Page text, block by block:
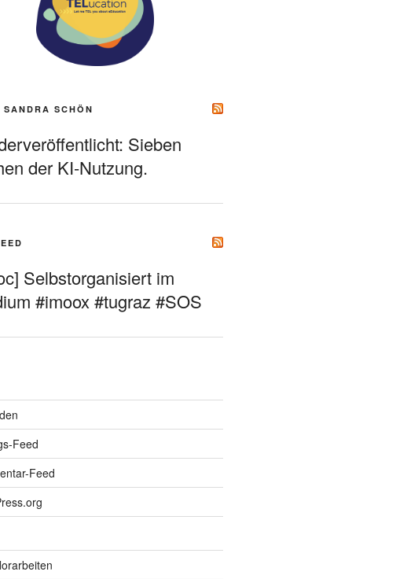
SCHÖN
Sieben
der KI-Nutzung.
Selbstorganisiert im
#imoox #tugraz #SOS
Feed
Feed